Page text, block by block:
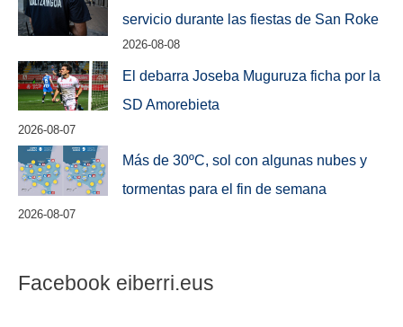
servicio durante las fiestas de San Roke
2026-08-08
El debarra Joseba Muguruza ficha por la
SD Amorebieta
2026-08-07
Más de 30ºC, sol con algunas nubes y
tormentas para el fin de semana
2026-08-07
Facebook eiberri.eus